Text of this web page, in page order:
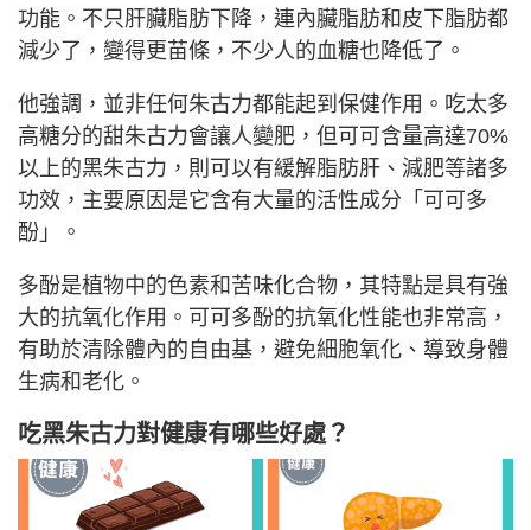
功能。不只肝臟脂肪下降，連內臟脂肪和皮下脂肪都
減少了，變得更苗條，不少人的血糖也降低了。
他強調，並非任何朱古力都能起到保健作用。吃太多
高糖分的甜朱古力會讓人變肥，但可可含量高達70%
以上的黑朱古力，則可以有緩解脂肪肝、減肥等諸多
功效，主要原因是它含有大量的活性成分「可可多
酚」。
多酚是植物中的色素和苦味化合物，其特點是具有強
大的抗氧化作用。可可多酚的抗氧化性能也非常高，
有助於清除體內的自由基，避免細胞氧化、導致身體
生病和老化。
吃黑朱古力對健康有哪些好處？